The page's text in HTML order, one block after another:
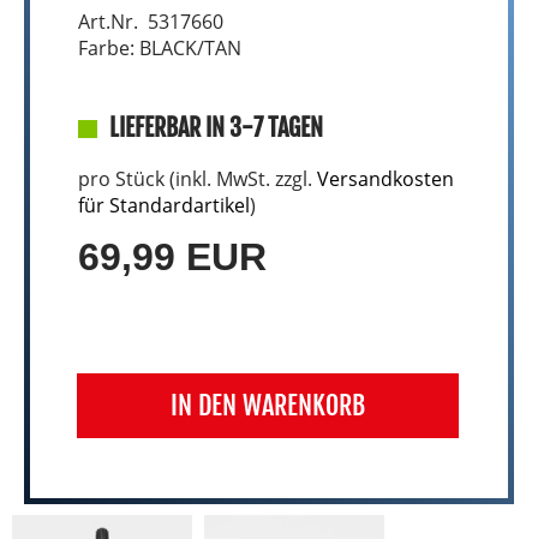
Art.Nr. 5317660
Farbe: BLACK/TAN
LIEFERBAR IN 3-7 TAGEN
pro Stück (inkl. MwSt. zzgl. Versandkosten
für Standardartikel)
69,99 EUR
IN DEN WARENKORB